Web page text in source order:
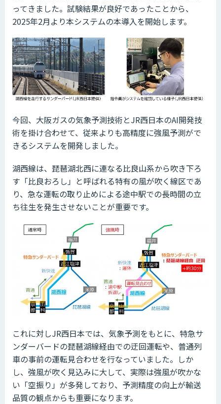
ってきました。試験結果が良好であったことから、
2025年2月より本システムの本導入を開始します。
今回、大阪ガスの気象予測技術とJR西日本のAI開発技
術を掛け合わせて、従来よりも高精度に強風予測がで
きるシステムを開発しました。
湖西線は、琵琶湖北西に連なる比良山系から吹き下ろ
す「比良おろし」と呼ばれる特有の風が吹く線区であ
り、急な運転の取り止めによる途中駅での長時間の立
ち往生を発生させないことが重要です。
これに対しJR西日本では、気象予測をもとに、特急サ
ンダーバードの琵琶湖線経由での迂回運転や、普通列
車の事前の運転見合わせを行なっていました。しか
し、強風が吹く見込みに大して、実際は強風が吹かな
い「空振り」が多発しており、予測精度の向上が輸送
品質の観点からも重要になります。